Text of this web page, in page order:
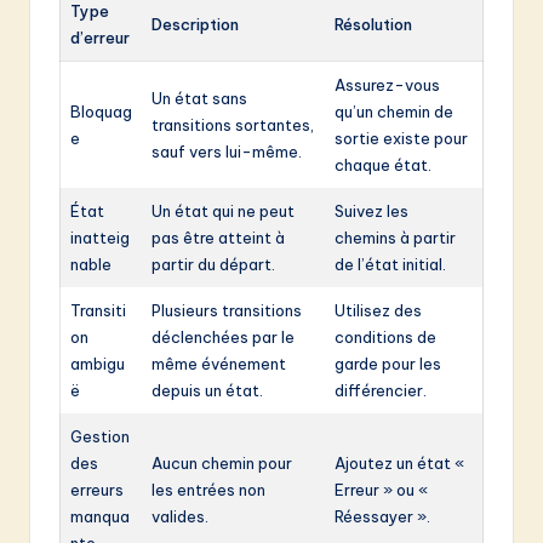
Type
d’erreur
Description Résolution
Bloquag
e
Un état sans
transitions sortantes,
sauf vers lui-même.
Assurez-vous
qu’un chemin de
sortie existe pour
chaque état.
État
inatteig
nable
Un état qui ne peut
pas être atteint à
partir du départ.
Suivez les
chemins à partir
de l’état initial.
Transiti
on
ambigu
ë
Plusieurs transitions
déclenchées par le
même événement
depuis un état.
Utilisez des
conditions de
garde pour les
différencier.
Gestion
des
erreurs
manqua
Aucun chemin pour
les entrées non
valides.
Ajoutez un état «
Erreur » ou «
Réessayer ».